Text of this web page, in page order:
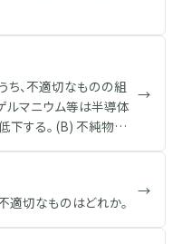
、不適切なものの組
ルマニウム等は半導体
下する。 (B) 不純物半
る。 (C) ケイ素にホウ
体である。 (E) 真性半
たものである。
→
適切なものはどれか。
→